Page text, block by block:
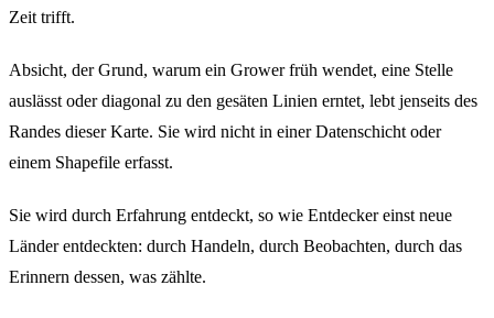
Zeit trifft.
Absicht, der Grund, warum ein Grower früh wendet, eine Stelle
auslässt oder diagonal zu den gesäten Linien erntet, lebt jenseits des
Randes dieser Karte. Sie wird nicht in einer Datenschicht oder
einem Shapefile erfasst.
Sie wird durch Erfahrung entdeckt, so wie Entdecker einst neue
Länder entdeckten: durch Handeln, durch Beobachten, durch das
Erinnern dessen, was zählte.